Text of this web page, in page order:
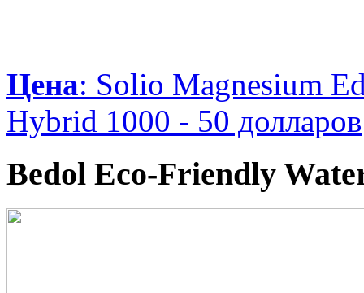
Цена: Solio Magnesium
Hybrid 1000 - 50 долларов
Bedol Eco-Friendly